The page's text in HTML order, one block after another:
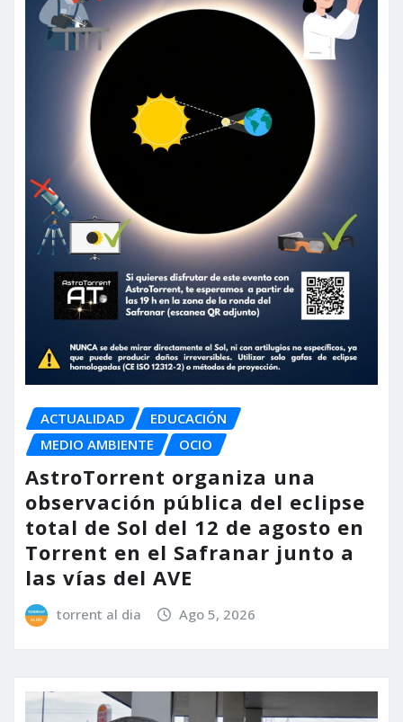
ACTUALIDAD
EDUCACIÓN
MEDIO AMBIENTE
OCIO
AstroTorrent organiza una
observación pública del eclipse
total de Sol del 12 de agosto en
Torrent en el Safranar junto a
las vías del AVE
torrent al dia Ago 5, 2026